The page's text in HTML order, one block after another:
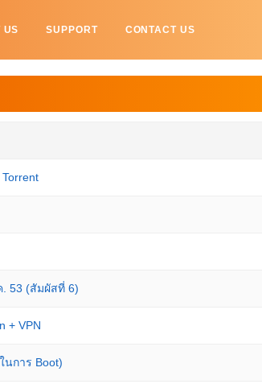
US SUPPORT CONTACT US
53 (สัมผัสที่ 6)
+ VPN
นการ Boot)